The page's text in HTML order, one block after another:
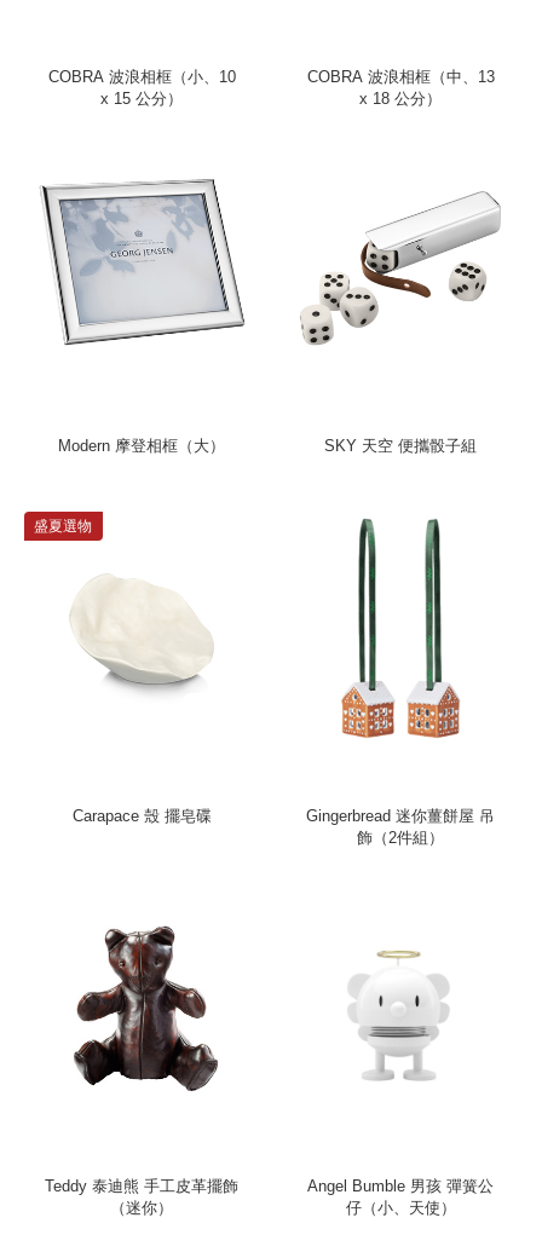
COBRA 波浪相框（小、10
x 15 公分）
COBRA 波浪相框（中、13
x 18 公分）
Modern 摩登相框（大） SKY 天空 便攜骰子組
盛夏選物
Carapace 殼 擺皂碟
Gingerbread 迷你薑餅屋 吊
飾（2件組）
Teddy 泰迪熊 手工皮革擺飾
（迷你）
Angel Bumble 男孩 彈簧公
仔（小、天使）